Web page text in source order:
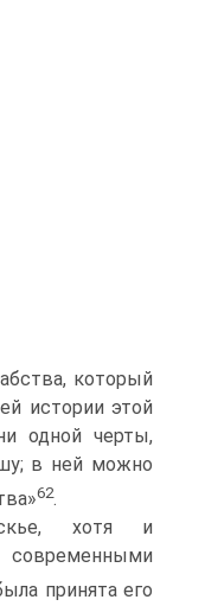
который
истории этой
одной черты,
в ней можно
62.
хотя и
современ­ными
принята его